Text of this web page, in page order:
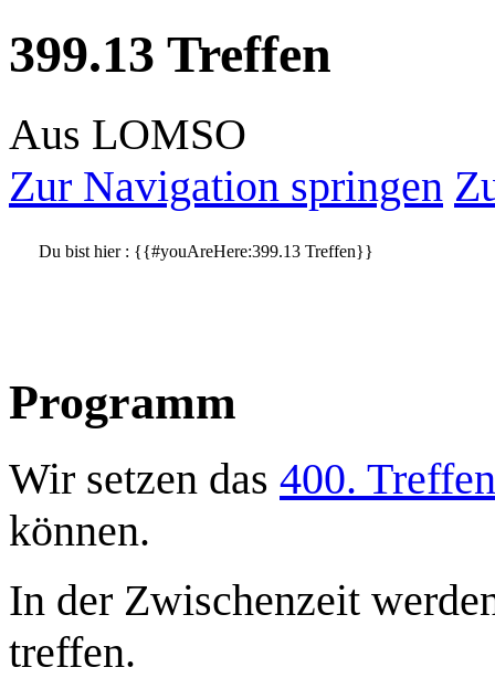
399.13 Treffen
Aus LOMSO
Zur Navigation springen
Du bist hier : {{#youAreHere:399.13 Treffen}}
Programm
Wir setzen das 400. Treffen
können.
In der Zwischenzeit
treffen.